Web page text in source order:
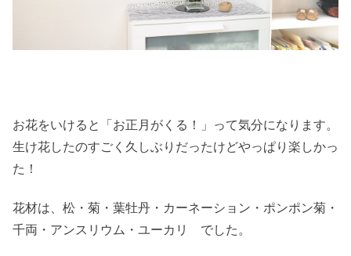
お花をいけると「お正月がくる！」って気分になります。
生け花したのすごく久しぶりだったけどやっぱり楽しかっ
た！
花材は、松・菊・葉牡丹・カーネーション・ポンポン菊・
千両・アンスリウム・ユーカリ でした。